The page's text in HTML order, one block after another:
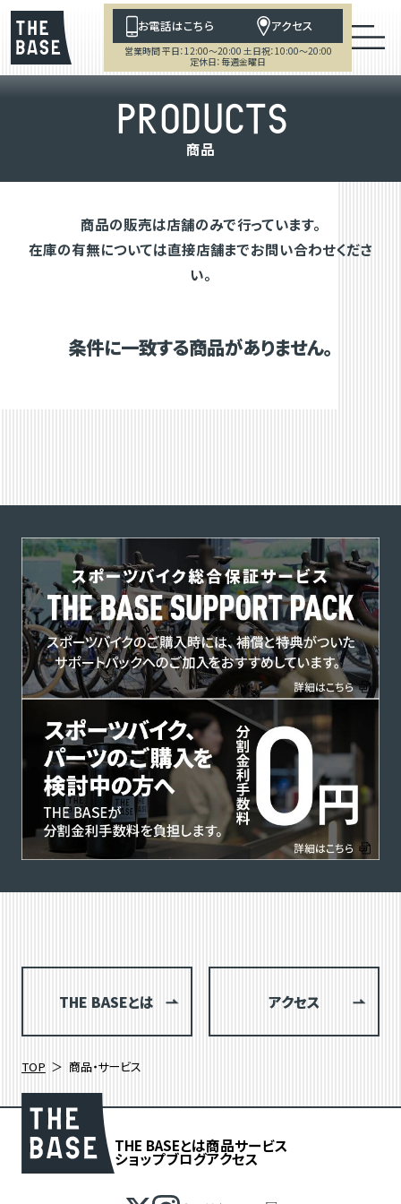
お電話はこちら アクセス
営業時間 平日：12:00～20:00 土日祝：10:00～20:00
定休日：毎週金曜日
PRODUCTS
商品
商品の販売は店舗のみで行っています。
在庫の有無については直接店舗までお問い合わせくださ
い。
条件に一致する商品がありません。
THE BASEとは アクセス
TOP 商品・サービス
THE BASEとは商品サービス
ショップブログアクセス